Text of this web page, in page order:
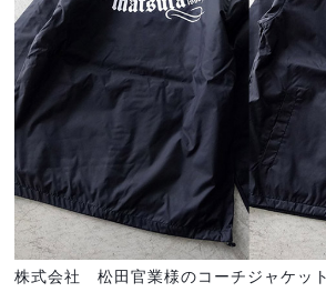
株式会社 松田官業様のコーチジャケッ